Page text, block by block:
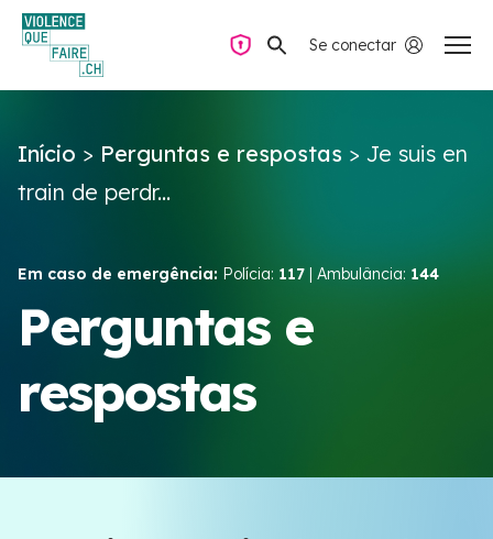
Se conectar
Perguntas e respostas
Violência no casal
Recursos e campanhas
Navegação privada
Início > Perguntas e respostas > Je suis en
train de perdr...
Em caso de emergência: Polícia: 117 | Ambulância: 144
Perguntas e
respostas